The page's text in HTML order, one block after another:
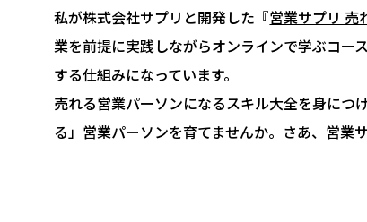
私が株式会社サプリと開発した『営業サプリ 売
業を前提に実践しながらオンラインで学ぶコー
する仕組みになっています。
売れる営業パーソンになるスキル大全を身につ
る」営業パーソンを育てませんか。さあ、営業